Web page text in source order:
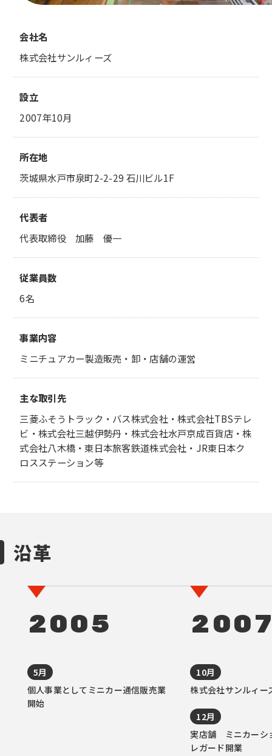
会社名
株式会社サンルィーズ
設立
2007年10月
所在地
茨城県水戸市泉町2-2-29 石川ビル1F
代表者
代表取締役 加藤 優一
従業員数
6名
事業内容
ミニチュアカー製造販売・卸・店舗の運営
主な取引先
三菱ふそうトラック・バス株式会社・株式会社TBSテレ
ビ・株式会社三越伊勢丹・株式会社水戸京成百貨店・株
式会社八木橋・東日本旅客鉄道株式会社・JR東日本ク
ロスステーション等
沿革
2005
5月
個人事業としてミニカー通信販売業
開始
10月
株式会社サンルィー
12月
実店舗 ミニカー
レガード開業